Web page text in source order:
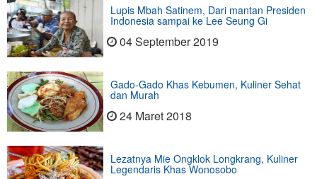
Lupis Mbah Satinem, Dari mantan Presiden
Indonesia sampai ke Lee Seung Gi
04 September 2019
Gado-Gado Khas Kebumen, Kuliner Sehat
dan Murah
24 Maret 2018
Lezatnya Mie Ongklok Longkrang, Kuliner
Legendaris Khas Wonosobo